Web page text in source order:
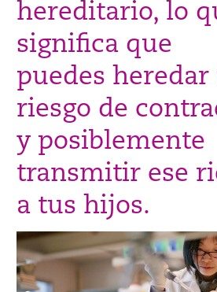
hereditario, lo
significa que
puedes
riesgo de
y posiblemente
transmitir ese
a tus hijos.